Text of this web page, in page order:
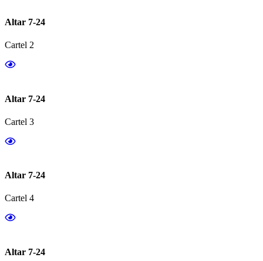
Altar 7-24
Cartel 2
Altar 7-24
Cartel 3
Altar 7-24
Cartel 4
Altar 7-24